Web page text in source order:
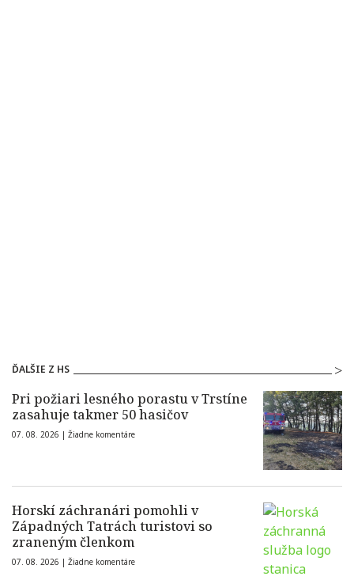
ĎALŠIE Z HS
Pri požiari lesného porastu v Trstíne
zasahuje takmer 50 hasičov
07. 08. 2026 | Žiadne komentáre
Horskí záchranári pomohli v
Západných Tatrách turistovi so
zraneným členkom
07. 08. 2026 | Žiadne komentáre